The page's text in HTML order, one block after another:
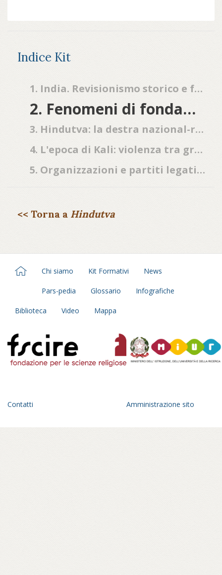
Indice Kit
1. India. Revisionismo storico e fondamentalismo religioso
2. Fenomeni di fondamentalismo all'interno di una religione considerata come sistema complesso
3. Hindutva: la destra nazional-religiosa indù dalle origini alla conquista del potere
4. L'epoca di Kali: violenza tra gruppi religiosi in India
5. Organizzazioni e partiti legati all'hindutva
<< Torna a Hindutva
Chi siamo Kit Formativi News
Pars-pedia Glossario Infografiche
Biblioteca Video Mappa
Contatti Amministrazione sito